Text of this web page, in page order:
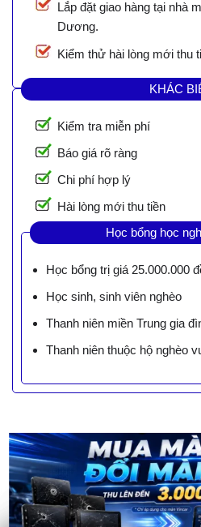
Lắp đặt giao hàng tại nhà
Dương.
Kiểm thử hài lòng mới thu
KHÁC
Kiểm tra miễn phí
Báo giá rõ ràng
Chi phí hợp lý
Hài lòng mới thu tiền
Học bổng học
Học bổng trị giá 25.000.000
Học sinh, sinh viên nghèo
Thanh niên miền Trung gia
Thanh niên thuộc hộ nghèo